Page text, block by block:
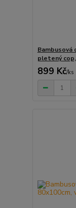
Bambusová
pletený
899 Kč/ks